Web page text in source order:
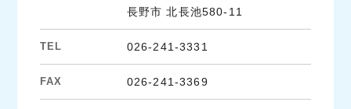
長野市 北長池580-11
TEL 026-241-3331
FAX 026-241-3369